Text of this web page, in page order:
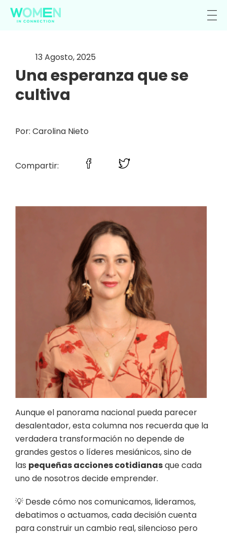
13 Agosto, 2025
Una esperanza que se
cultiva
Por: Carolina Nieto
Compartir:
Aunque el panorama nacional pueda parecer
desalentador, esta columna nos recuerda que la
verdadera transformación no depende de
grandes gestos o líderes mesiánicos, sino de
las pequeñas acciones cotidianasque cada
uno de nosotros decide emprender.
💡 Desde cómo nos comunicamos, lideramos,
debatimos o actuamos, cada decisión cuenta
para construir un cambio real, silencioso pero